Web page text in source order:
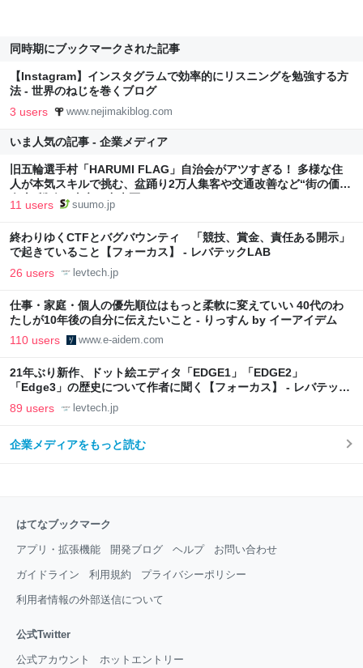
同時期にブックマークされた記事
【Instagram】インスタグラムで効率的にリスニングを勉強する方
法 - 世界のねじを巻くブログ
3 users www.nejimakiblog.com
いま人気の記事 - 企業メディア
旧五輪選手村「HARUMI FLAG」自治会がアツすぎる！ 多様な住
人が本気スキルで挑む、盆踊り2万人集客や交通改善など“街の価値
向上”戦略 東京・中央区
11 users suumo.jp
終わりゆくCTFとバグバウンティ 「競技、賞金、責任ある開示」
で起きていること【フォーカス】 - レバテックLAB
26 users levtech.jp
仕事・家庭・個人の優先順位はもっと柔軟に変えていい 40代のわ
たしが10年後の自分に伝えたいこと - りっすん by イーアイデム
110 users www.e-aidem.com
21年ぶり新作、ドット絵エディタ「EDGE1」「EDGE2」
「Edge3」の歴史について作者に聞く【フォーカス】 - レバテック
LAB
89 users levtech.jp
企業メディアをもっと読む
はてなブックマーク
アプリ・拡張機能 開発ブログ ヘルプ お問い合わせ
ガイドライン 利用規約 プライバシーポリシー
利用者情報の外部送信について
公式Twitter
公式アカウント ホットエントリー